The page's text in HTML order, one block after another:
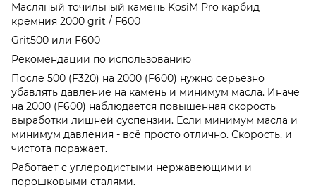
Масляный точильный камень KosiM Pro карбид
кремния 2000 grit / F600
Grit500 или F600
Рекомендации по использованию
После 500 (F320) на 2000 (F600) нужно серьезно
убавлять давление на камень и минимум масла. Иначе
на 2000 (F600) наблюдается повышенная скорость
выработки лишней суспензии. Если минимум масла и
минимум давления - всё просто отлично. Скорость, и
чистота поражает.
Работает с углеродистыми нержавеющими и
порошковыми сталями.